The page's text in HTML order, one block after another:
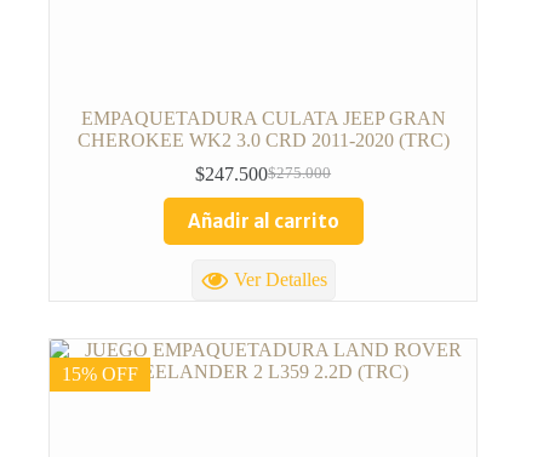
EMPAQUETADURA CULATA JEEP GRAN
CHEROKEE WK2 3.0 CRD 2011-2020 (TRC)
$275.000
$247.500
Añadir al carrito
Ver Detalles
15% OFF